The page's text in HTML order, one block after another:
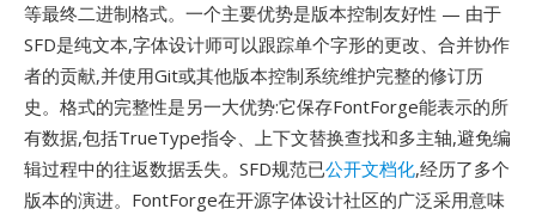
等最终二进制格式。一个主要优势是版本控制友好性 — 由于
SFD是纯文本,字体设计师可以跟踪单个字形的更改、合并协作
者的贡献,并使用Git或其他版本控制系统维护完整的修订历
史。格式的完整性是另一大优势:它保存FontForge能表示的所
有数据,包括TrueType指令、上下文替换查找和多主轴,避免编
辑过程中的往返数据丢失。SFD规范已公开文档化,经历了多个
版本的演进。FontForge在开源字体设计社区的广泛采用意味